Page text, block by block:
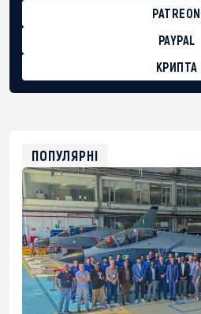
PATREON
PAYPAL
КРИПТА
ПОПУЛЯРНІ